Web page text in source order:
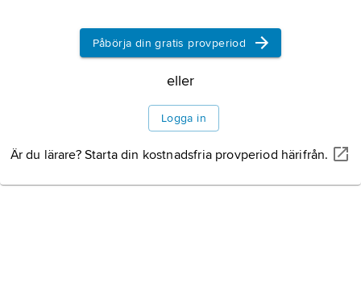
nivåer från muskelfästet på knäskålen till
senfästet på
Information om artikeln
Påbörja din gratis provperiod
eller
Logga in
Är du lärare? Starta din kostnadsfria provperiod härifrån.